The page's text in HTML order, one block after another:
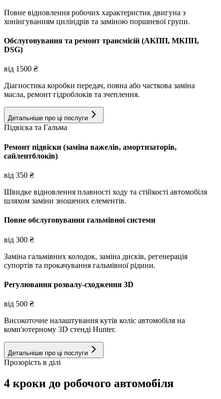
Повне відновлення робочих характеристик двигуна з
хонінгуванням циліндрів та заміною поршневої групи.
Обслуговування та ремонт трансмісій (АКПП, МКПП,
DSG)
від 1500 ₴
Діагностика коробки передач, повна або часткова заміна
масла, ремонт гідроблоків та зчеплення.
Детальніше про ці послуги
Підвіска та Гальма
Ремонт підвіски (заміна важелів, амортизаторів,
сайлентблоків)
від 350 ₴
Швидке відновлення плавності ходу та стійкості автомобіля
шляхом заміни зношених елементів.
Повне обслуговування гальмівної системи
від 300 ₴
Заміна гальмівних колодок, заміна дисків, регенерація
супортів та прокачування гальмівної рідини.
Регулювання розвалу-сходження 3D
від 500 ₴
Високоточне налаштування кутів коліс автомобіля на
комп'ютерному 3D стенді Hunter.
Детальніше про ці послуги
Прозорість в ділі
4 кроки до робочого автомобіля